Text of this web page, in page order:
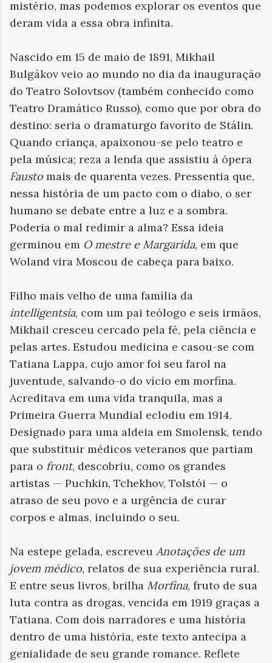
mistério, mas podemos explorar os eventos que
deram vida a essa obra infinita.
Nascido em 15 de maio de 1891, Mikhail
Bulgákov veio ao mundo no dia da inauguração
do Teatro Solovtsov (também conhecido como
Teatro Dramático Russo), como que por obra do
destino: seria o dramaturgo favorito de Stálin.
Quando criança, apaixonou-se pelo teatro e
pela música; reza a lenda que assistiu à ópera
Fausto mais de quarenta vezes. Pressentia que,
nessa história de um pacto com o diabo, o ser
humano se debate entre a luz e a sombra.
Poderia o mal redimir a alma? Essa ideia
germinou em O mestre e Margarida, em que
Woland vira Moscou de cabeça para baixo.
Filho mais velho de uma família da
intelligentsia, com um pai teólogo e seis irmãos,
Mikhail cresceu cercado pela fé, pela ciência e
pelas artes. Estudou medicina e casou-se com
Tatiana Lappa, cujo amor foi seu farol na
juventude, salvando-o do vício em morfina.
Acreditava em uma vida tranquila, mas a
Primeira Guerra Mundial eclodiu em 1914.
Designado para uma aldeia em Smolensk, tendo
que substituir médicos veteranos que partiam
para o front, descobriu, como os grandes
artistas — Puchkin, Tchekhov, Tolstói — o
atraso de seu povo e a urgência de curar
corpos e almas, incluindo o seu.
Na estepe gelada, escreveu Anotações de um
jovem médico, relatos de sua experiência rural.
E entre seus livros, brilha Morfina, fruto de sua
luta contra as drogas, vencida em 1919 graças a
Tatiana. Com dois narradores e uma história
dentro de uma história, este texto antecipa a
genialidade de seu grande romance. Reflete